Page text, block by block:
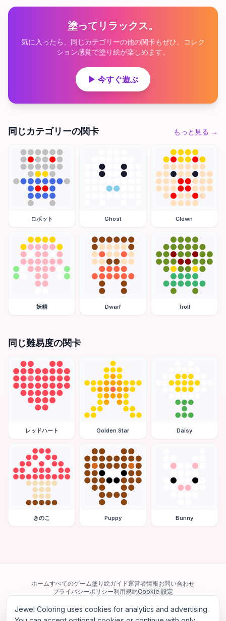
塗ってリラックス。
気に入ったら、同じカテゴリーの他の関卡もぜひ。コレク
ション感覚で塗り絵が楽しめます。
▶ 今すぐ遊ぶ
同じカテゴリーの関卡 もっと見る →
ロボット Ghost Clown
妖精 Dwarf Troll
同じ難易度の関卡
レッドハート Golden Star Daisy
きのこ Puppy Bunny
ホームすべてのゲーム塗り絵ガイド運営者情報お問い合わせ
プライバシーポリシー利用規約Cookie 設定
当サイトは Google AdSense を含む第三者広告ネットワークを利用してい
ます。一部のサードパーティ Cookie を使用してパーソナライズ広告を配信
Jewel Coloring uses cookies for analytics and advertising.